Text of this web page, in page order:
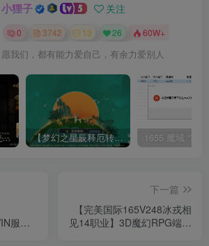
小狸子 关注
0 3742 13 26 60W+
愿我们，都有能力爱自己，有余力爱别人
【1.80御龍元素火龙[摸摸登陆器]】战神引擎WIN服务端+GM工具+充值后台+双端+架设教程 【梦幻之星辰释厄转尊享挂机版】MT3换皮梦幻西游Linux服务端+GM后台+双端+源码+架设教程
服务
下一篇
【完美国际165V248冰戎相
见14职业】3D魔幻RPG端游